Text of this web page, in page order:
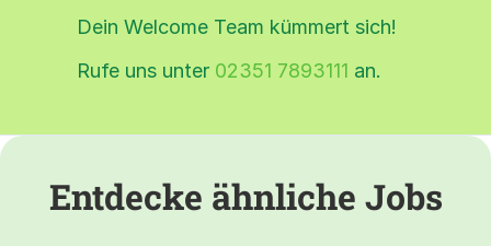
Dein Welcome Team kümmert sich!
Rufe uns unter 02351 7893111 an.
Entdecke ähnliche Jobs